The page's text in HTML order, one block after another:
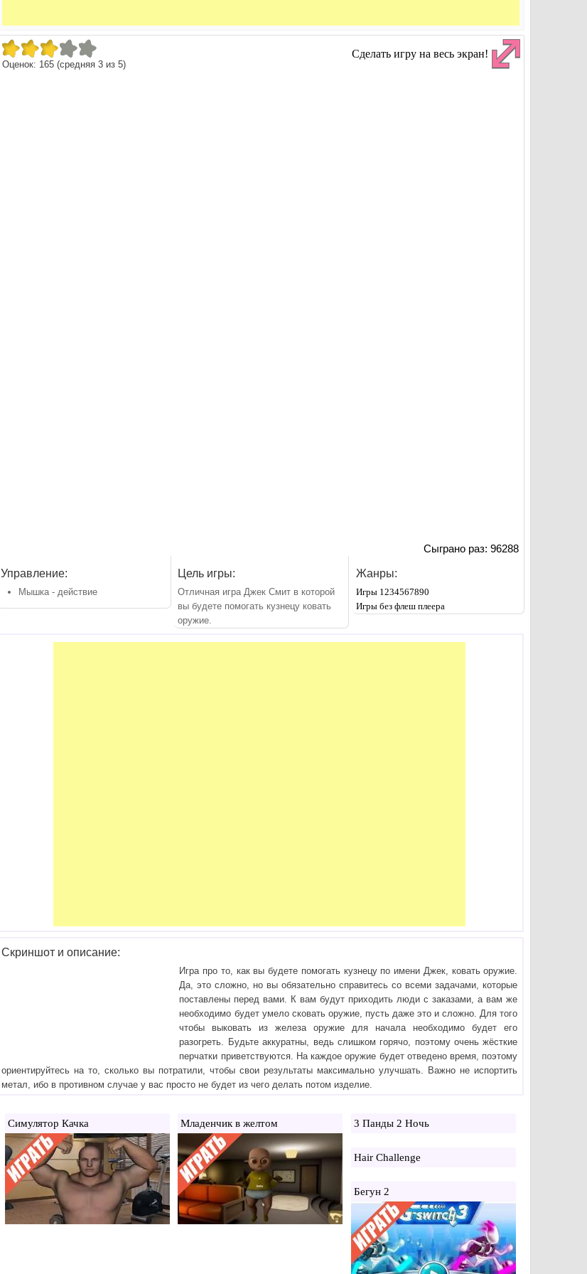
Оценок: 165 (средняя3 из5)
Сделать игру на весь экран!
Сыграно раз: 96288
Управление:
Мышка - действие
Цель игры:
Отличная игра Джек Смит в которой
вы будете помогать кузнецу ковать
оружие.
Жанры:
Игры 1234567890
Игры без флеш плеера
Скриншот и описание:
Игра про то, как вы будете помогать кузнецу по имени Джек, ковать оружие.
Да, это сложно, но вы обязательно справитесь со всеми задачами, которые
поставлены перед вами. К вам будут приходить люди с заказами, а вам же
необходимо будет умело сковать оружие, пусть даже это и сложно. Для того
чтобы выковать из железа оружие для начала необходимо будет его
разогреть. Будьте аккуратны, ведь слишком горячо, поэтому очень жёсткие
перчатки приветствуются. На каждое оружие будет отведено время, поэтому
ориентируйтесь на то, сколько вы потратили, чтобы свои результаты максимально улучшать. Важно не испортить
метал, ибо в противном случае у вас просто не будет из чего делать потом изделие.
Симулятор Качка Младенчик в желтом 3 Панды 2 Ночь
Hair Challenge
Бегун 2